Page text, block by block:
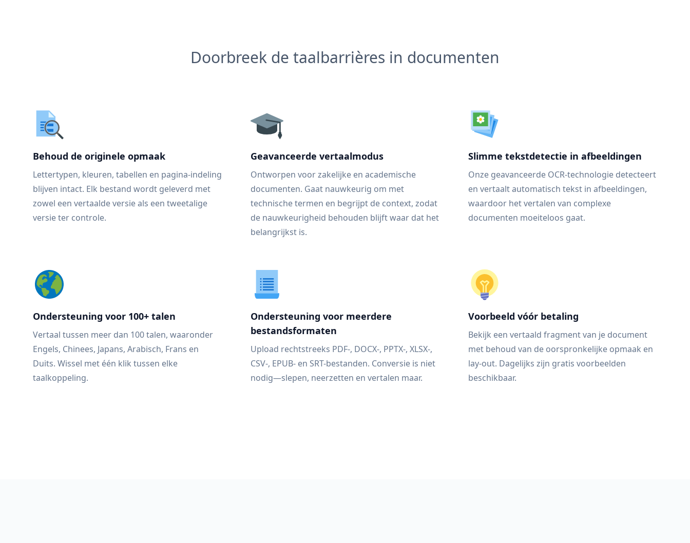
Doorbreek de taalbarrières in documenten
Behoud de originele opmaak
Lettertypen, kleuren, tabellen en pagina-indeling
blijven intact. Elk bestand wordt geleverd met
zowel een vertaalde versie als een tweetalige
versie ter controle.
Geavanceerde vertaalmodus
Ontworpen voor zakelijke en academische
documenten. Gaat nauwkeurig om met
technische termen en begrijpt de context, zodat
de nauwkeurigheid behouden blijft waar dat het
belangrijkst is.
Slimme tekstdetectie in afbeeldingen
Onze geavanceerde OCR-technologie detecteert
en vertaalt automatisch tekst in afbeeldingen,
waardoor het vertalen van complexe
documenten moeiteloos gaat.
Ondersteuning voor 100+ talen
Vertaal tussen meer dan 100 talen, waaronder
Engels, Chinees, Japans, Arabisch, Frans en
Duits. Wissel met één klik tussen elke
taalkoppeling.
Ondersteuning voor meerdere
bestandsformaten
Upload rechtstreeks PDF-, DOCX-, PPTX-, XLSX-,
CSV-, EPUB- en SRT-bestanden. Conversie is niet
nodig—slepen, neerzetten en vertalen maar.
Voorbeeld vóór betaling
Bekijk een vertaald fragment van je document
met behoud van de oorspronkelijke opmaak en
lay-out. Dagelijks zijn gratis voorbeelden
beschikbaar.